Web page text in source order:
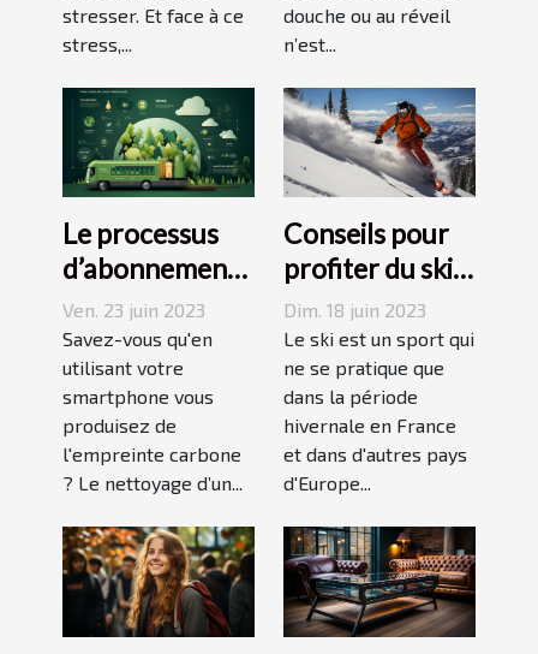
stresser. Et face à ce
stress,...
douche ou au réveil
n’est...
Le processus
d’abonnement
et de réduction
de votre
empreinte
carbone avec
un forfait
mobile
Ven. 23 juin 2023
Savez-vous qu'en
utilisant votre
smartphone vous
produisez de
l'empreinte carbone
? Le nettoyage d’un...
Conseils pour
profiter du ski
en juin, juillet,
août ou
septembre
Dim. 18 juin 2023
Le ski est un sport qui
ne se pratique que
dans la période
hivernale en France
et dans d'autres pays
d'Europe...